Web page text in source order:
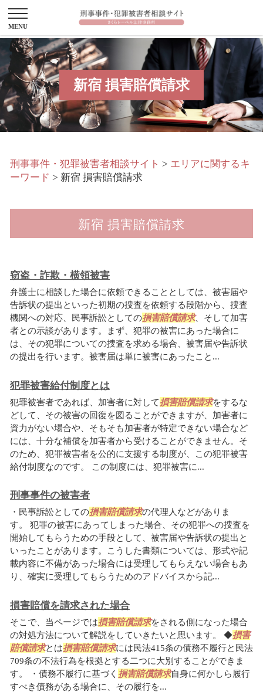
新宿 損害賠償請求
刑事事件・犯罪被害者相談サイト > エリアに関するキ
ーワード > 新宿 損害賠償請求
新宿 損害賠償請求
窃盗・詐欺・横領被害
弁護士に相談した場合に依頼できることとしては、被害届や
告訴状の提出といった初期の捜査を依頼する段階から、捜査
機関への対応、民事訴訟としての損害賠償請求、そして加害
者との示談があります。まず、犯罪の被害にあった場合に
は、その犯罪についての捜査を求める場合、被害届や告訴状
の提出を行います。被害届は単に被害にあったこと...
犯罪被害給付制度とは
犯罪被害者であれば、加害者に対して損害賠償請求をするな
どして、その被害の回復を図ることができますが、加害者に
資力がない場合や、そもそも加害者が特定できない場合など
には、十分な補償を加害者から受けることができません。そ
のため、犯罪被害者を公的に支援する制度が、この犯罪被害
給付制度なのです。 この制度には、犯罪被害に...
刑事事件の被害者
・民事訴訟としての損害賠償請求の代理人などがありま
す。 犯罪の被害にあってしまった場合、その犯罪への捜査を
開始してもらうための手段として、被害届や告訴状の提出と
いったことがあります。こうした書類については、形式や記
載内容に不備があった場合には受理してもらえない場合もあ
り、確実に受理してもらうためのアドバイスから記...
損害賠償を請求された場合
そこで、当ページでは損害賠償請求をされる側になった場合
の対処方法について解説をしていきたいと思います。 ◆損害
賠償請求とは損害賠償請求には民法415条の債務不履行と民法
709条の不法行為を根拠とする二つに大別することができま
す。 ・債務不履行に基づく 損害賠償請求自身に何かしら履行
すべき債務がある場合に、その履行を...